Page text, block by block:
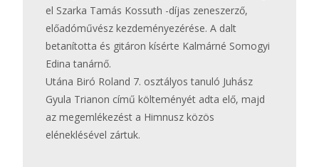
el Szarka Tamás Kossuth -díjas zeneszerző,
előadóművész kezdeményezérése. A dalt
betanította és gitáron kísérte Kalmárné Somogyi
Edina tanárnő.
Utána Biró Roland 7. osztályos tanuló Juhász
Gyula Trianon című költeményét adta elő, majd
az megemlékezést a Himnusz közös
eléneklésével zártuk.